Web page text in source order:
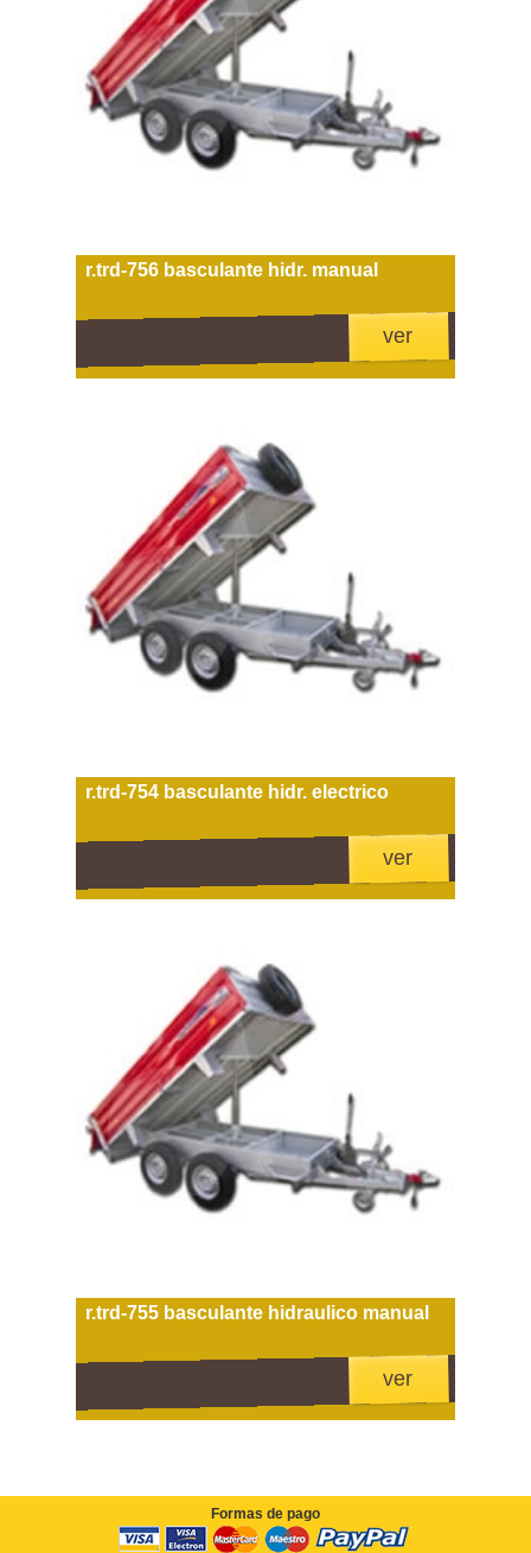
r.trd-756 basculante hidr. manual
ver
r.trd-754 basculante hidr. electrico
ver
r.trd-755 basculante hidraulico manual
ver
Formas de pago